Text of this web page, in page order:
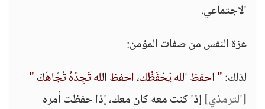
الاجتماعي.
عزة النفس من صفات المؤمن:
لذلك:" احفظ الله يَحْفَظْك، احفظ الله تَجِدْهُ تُجَاهَكَ "
[الترمذي] إذا كنت معه كان معك، إذا حفظت أمره